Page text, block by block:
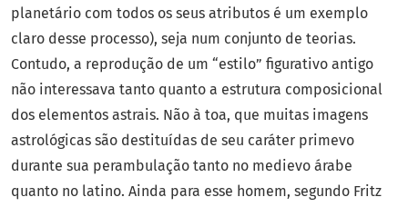
planetário com todos os seus atributos é um exemplo
claro desse processo), seja num conjunto de teorias.
Contudo, a reprodução de um “estilo” figurativo antigo
não interessava tanto quanto a estrutura composicional
dos elementos astrais. Não à toa, que muitas imagens
astrológicas são destituídas de seu caráter primevo
durante sua perambulação tanto no medievo árabe
quanto no latino. Ainda para esse homem, segundo Fritz